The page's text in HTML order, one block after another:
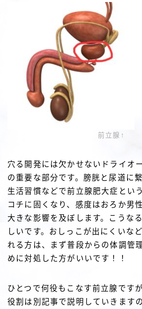
前立腺↑
穴る開発には欠かせないドライオ
の重要な部分です。膀胱と尿道に
生活習慣などで前立腺肥大症とい
コチに固くなり、感度はおろか男
大きな影響を及ぼします。こうな
しいです。おしっこが出にくいな
れる方は、まず普段からの体調管
めに対処した方がいいです！！
ひとつで何役もこなす前立腺です
役割は別記事で説明していきます